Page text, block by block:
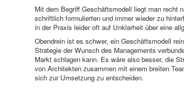
Mit dem Begriff Geschäftsmodell liegt man recht
schriftlich formulierten und immer wieder zu
in der Praxis leider oft auf Unklarheit über eine
Obendrein ist es schwer, ein Geschäftsmodell
Strategie der Wunsch des Managements
Markt schlagen kann. Es wäre also besser, die
von Architekten zusammen mit einem breiten
sich zur Umsetzung zu entscheiden.